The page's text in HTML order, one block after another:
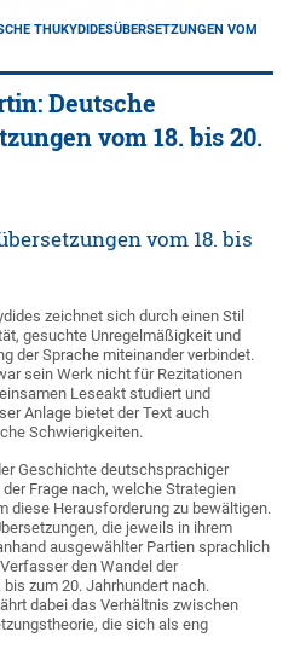
THUKYDIDESÜBERSETZUNGEN VOM
Deutsche
vom 18. bis 20.
vom 18. bis
zeichnet sich durch einen Stil
gesuchte Unregelmäßigkeit und
der Sprache miteinander verbindet.
sein Werk nicht für Rezitationen
Leseakt studiert und
Anlage bietet der Text auch
Schwierigkeiten.
Geschichte deutschsprachiger
Frage nach, welche Strategien
diese Herausforderung zu bewältigen.
die jeweils in ihrem
ausgewählter Partien sprachlich
den Wandel der
zum 20. Jahrhundert nach.
dabei das Verhältnis zwischen
die sich als eng